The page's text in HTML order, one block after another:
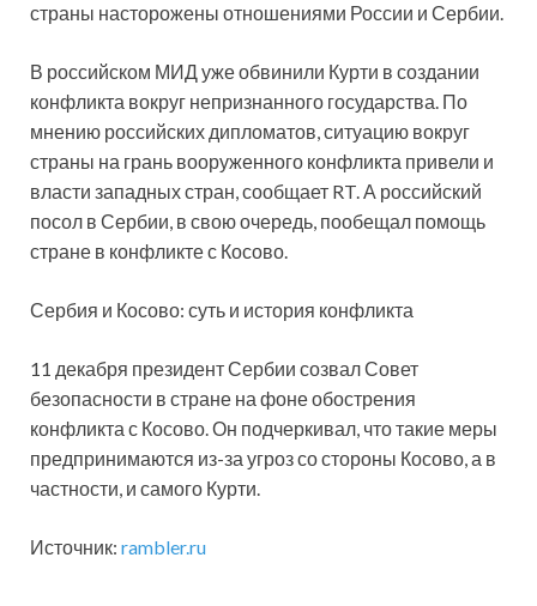
страны насторожены отношениями России и Сербии.
В российском МИД уже обвинили Курти в создании
конфликта вокруг непризнанного государства. По
мнению российских дипломатов, ситуацию вокруг
страны на грань вооруженного конфликта привели и
власти западных стран, сообщает RT. А российский
посол в Сербии, в свою очередь, пообещал помощь
стране в конфликте с Косово.
Сербия и Косово: суть и история конфликта
11 декабря президент Сербии созвал Совет
безопасности в стране на фоне обострения
конфликта с Косово. Он подчеркивал, что такие меры
предпринимаются из-за угроз со стороны Косово, а в
частности, и самого Курти.
Источник: rambler.ru